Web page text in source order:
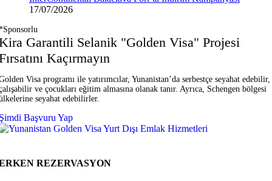
17/07/2026
Garantili Selanik "Golden Visa" Projesi
Kaçırmayın
Visa programı ile yatırımcılar, Yunanistan’da serbestçe seyahat edebilir,
ve çocukları eğitim almasına olanak tanır. Ayrıca, Schengen bölgesi
seyahat edebilirler.
Başvuru Yap
REZERVASYON